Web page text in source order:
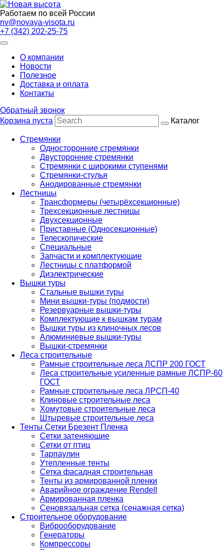
Работаем по всей России
nv@novaya-visota.ru
+7 (342) 202-25-75
О компании
Новости
Полезное
Доставка и оплата
Контакты
Обратный звонок
Корзина пуста
Каталог
Стремянки
Односторонние стремянки
Двусторонние стремянки
Стремянки с широкими ступенями
Стремянки-стулья
Анодированные стремянки
Лестницы
Трансформеры (четырёхсекционные)
Трехсекционные лестницы
Двухсекционные
Приставные (Односекционные)
Телескопические
Специальные
Запчасти и комплектующие
Лестницы с платформой
Диэлектрические
Вышки туры
Стальные вышки туры
Мини вышки-туры (подмости)
Резервуарные вышки-туры
Комплектующие к вышкам турам
Вышки туры из клиночных лесов
Алюминиевые вышки-туры
Вышки-стремянки
Леса строительные
Рамные строительные леса ЛСПР 200 ГОСТ
Леса строительные усиленные рамные ЛСПР-60
ГОСТ
Рамные строительные леса ЛРСП-40
Клиновые строительные леса
Хомутовые строительные леса
Штыревые строительные леса
Тенты Сетки Брезент Пленка
Сетки затеняющие
Сетки от птиц
Тарпаулин
Утепленные тенты
Сетка фасадная строительная
Тенты из армированной пленки
Аварийное ограждение Rendell
Армированная пленка
Сеновязальная сетка (сенажная сетка)
Строительное оборудование
Виброоборудование
Генераторы
Компрессоры